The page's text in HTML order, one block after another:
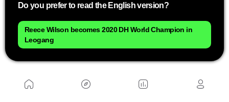
Myriam Nicole - 5:11
Monika Hrastnik - 5:25
Tracey Hannah - 5:28
Mikayla Parton - 5:31
Do you prefer to read the English version?
Reece Wilson becomes 2020 DH World Champion in
Leogang